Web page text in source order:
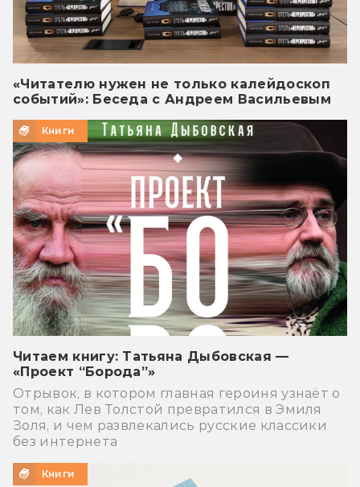
«Читателю нужен не только калейдоскоп
событий»: Беседа с Андреем Васильевым
Книги
Читаем книгу: Татьяна Дыбовская —
«Проект “Борода”»
Отрывок, в котором главная героиня узнаёт о
том, как Лев Толстой превратился в Эмиля
Золя, и чем развлекались русские классики
без интернета
Книги